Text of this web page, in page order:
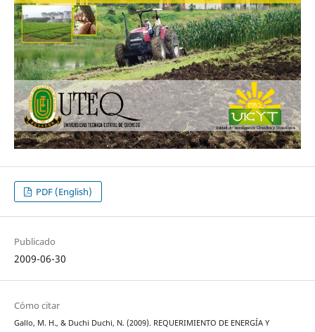
PDF (English)
Publicado
2009-06-30
Cómo citar
Gallo, M. H., & Duchi Duchi, N. (2009). REQUERIMIENTO DE ENERGÍA Y